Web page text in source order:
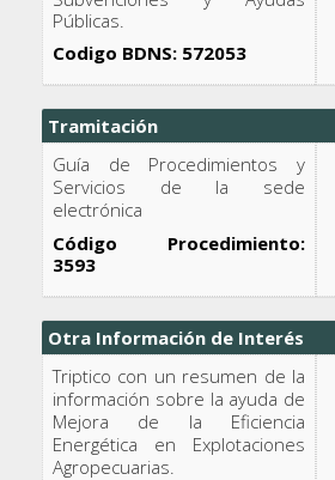
Públicas.
Codigo BDNS: 572053
Tramitación
Guía de Procedimientos y
Servicios de la sede
electrónica
Código Procedimiento:
3593
Otra Información de Interés
Triptico con un resumen de la
información sobre la ayuda de
Mejora de la Eficiencia
Energética en Explotaciones
Agropecuarias.